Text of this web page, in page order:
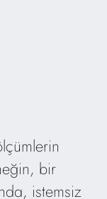
bir
istemsiz